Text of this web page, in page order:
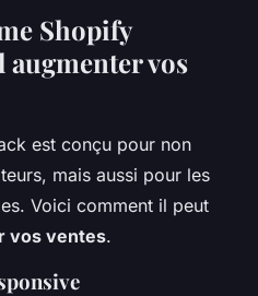
Shopify
vos
est conçu pour non
mais aussi pour les
Voici comment il peut
vos ventes.